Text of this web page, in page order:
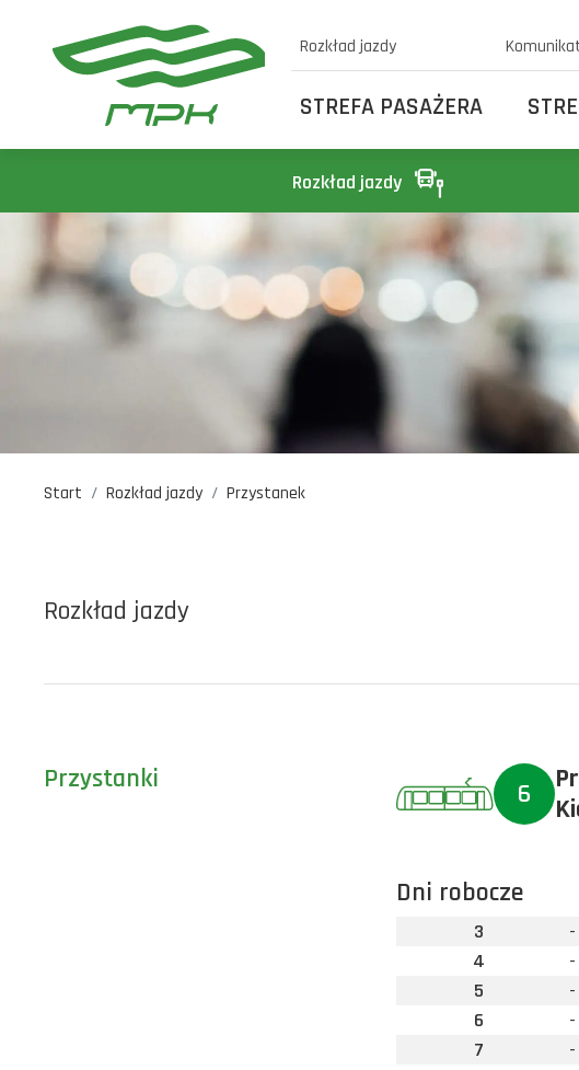
Rozkład jazdy
STREFA PASAŻERA
Rozkład jazdy
Start Rozkład jazdy Przystanek
Rozkład jazdy
Przystanki 6
Dni robocze
3
-
4
-
5
-
6
-
7
-